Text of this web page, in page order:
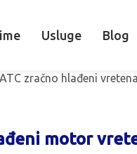
Usluge Blog
ATC zračno hlađeni
motor